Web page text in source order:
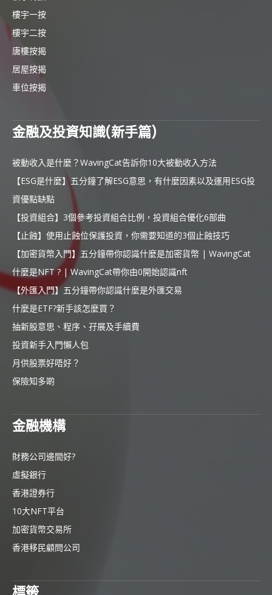
樓宇一按
樓宇二按
唐樓按揭
居屋按揭
車位按揭
金融及投資知識(新手篇)
被動收入是什麼？WavingCat告訴你10大被動收入方法
【ESG是什麼】五分鐘了解ESG意思，有什麼因素以及運用ESG投
資優點缺點
【投資組合】3個參考投資組合比例，投資組合優化6部曲
【止蝕】使用止蝕位保護投資，你需要知道的3個止蝕技巧
【加密貨幣入門】五分鐘帶你認識什麼是加密貨幣 | WavingCat
什麼是NFT ? | WavingCat帶你由0開始認識nft
【外匯入門】五分鐘帶你認識什麼是外匯交易
什麼是ETF?新手該怎麼買？
抽新股意思、程序、孖展及手續費
投資新手入門懶人包
月供股票好唔好？
保險知多啲
金融機構
財務公司邊間好?
虛擬銀行
香港證券行
10大NFT平台
加密貨幣交易所
香港移民顧問公司